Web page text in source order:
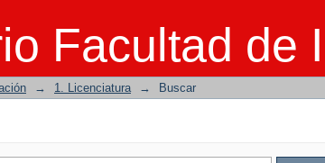
Facultad de
→ 1. Licenciatura → Buscar